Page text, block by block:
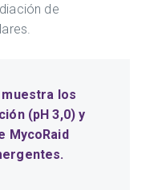
de
los
(pH 3,0) y
MycoRaid